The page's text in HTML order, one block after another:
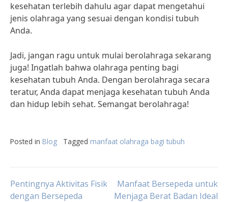
kesehatan terlebih dahulu agar dapat mengetahui
jenis olahraga yang sesuai dengan kondisi tubuh
Anda.
Jadi, jangan ragu untuk mulai berolahraga sekarang
juga! Ingatlah bahwa olahraga penting bagi
kesehatan tubuh Anda. Dengan berolahraga secara
teratur, Anda dapat menjaga kesehatan tubuh Anda
dan hidup lebih sehat. Semangat berolahraga!
Posted in Blog Tagged manfaat olahraga bagi tubuh
Post
Pentingnya Aktivitas Fisik
dengan Bersepeda
Manfaat Bersepeda untuk
Menjaga Berat Badan Ideal